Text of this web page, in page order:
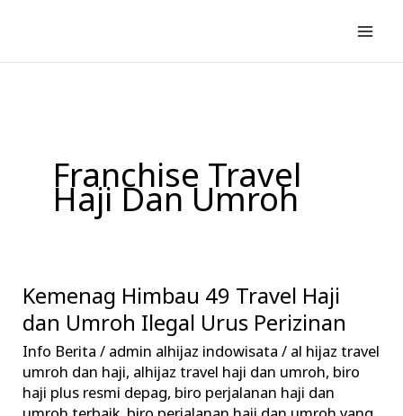
konten
Franchise Travel
Haji Dan Umroh
Kemenag Himbau 49 Travel Haji
dan Umroh Ilegal Urus Perizinan
Info Berita / admin alhijaz indowisata/ al hijaz travel
umroh dan haji, alhijaz travel haji dan umroh, biro
haji plus resmi depag, biro perjalanan haji dan
Kemenag
Himbau
49
Travel
Haji